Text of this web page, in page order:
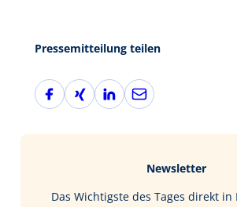
Pressemitteilung teilen
F
a
X
i
L
i
I
E
-
Newsletter
Das Wichtigste des Tages direkt in